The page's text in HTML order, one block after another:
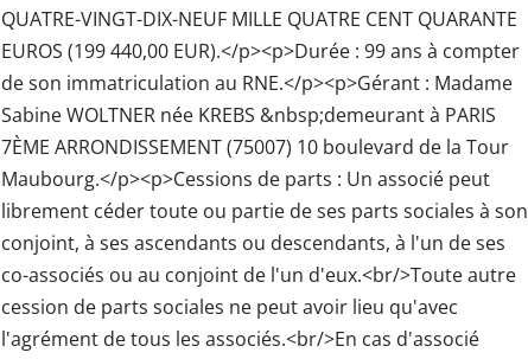
QUATRE-VINGT-DIX-NEUF MILLE QUATRE CENT QUARANTE
EUROS (199 440,00 EUR).</p><p>Durée : 99 ans à compter
de son immatriculation au RNE.</p><p>Gérant : Madame
Sabine WOLTNER née KREBS &nbsp;demeurant à PARIS
7ÈME ARRONDISSEMENT (75007) 10 boulevard de la Tour
Maubourg.</p><p>Cessions de parts : Un associé peut
librement céder toute ou partie de ses parts sociales à son
conjoint, à ses ascendants ou descendants, à l'un de ses
co-associés ou au conjoint de l'un d'eux.<br/>Toute autre
cession de parts sociales ne peut avoir lieu qu'avec
l'agrément de tous les associés.<br/>En cas d'associé